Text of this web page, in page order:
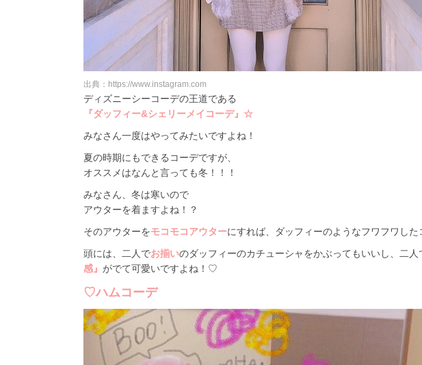
出典：https://www.instagram.com
ディズニーシーコーデの王道である
『ダッフィー&シェリーメイコーデ』☆
みなさん一度はやってみたいですよね！
夏の時期にもできるコーデですが、
オススメはなんと言っても冬！！！
みなさん、冬は寒いので
アウターを着ますよね！？
そのアウターをモコモコアウターにすれば、ダッフィーのようなフワフワした
頭には、二人でお揃いのダッフィーのカチューシャをかぶってもいいし、二人
感』 がでて可愛いですよね！♡
♡ハムコーデ